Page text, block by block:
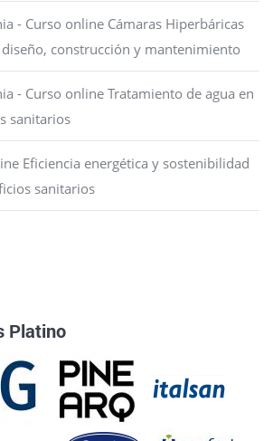
- Curso online Cámaras Hiperbáricas
construcción y mantenimiento
- Curso online Tratamiento de agua en
sanitarios
Eficiencia energética y sostenibilidad
sanitarios
Platino